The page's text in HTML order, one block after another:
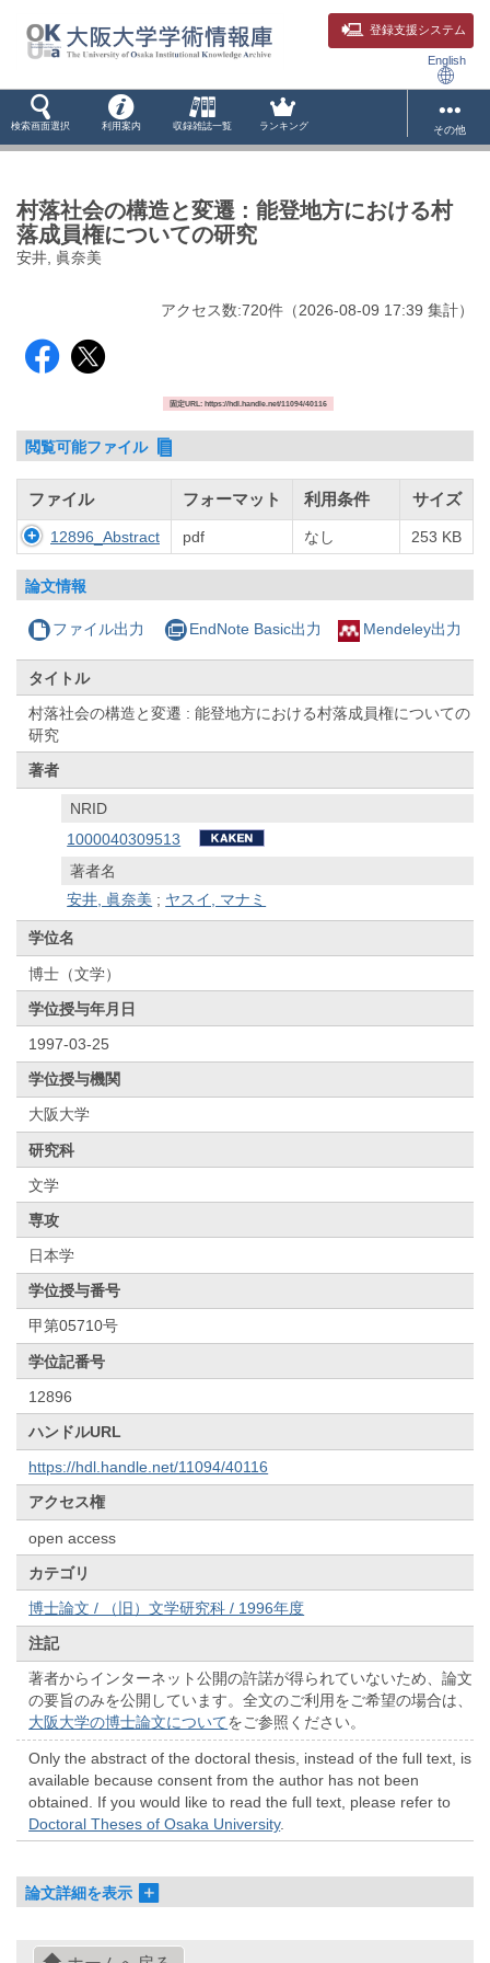
登録支援システム
English
検索画面選択 利用案内 収録雑誌一覧 ランキング その他
村落社会の構造と変遷 : 能登地方における村
落成員権についての研究
安井, 眞奈美
アクセス数:720件 （2026-08-09 17:39 集計）
固定URL: https://hdl.handle.net/11094/40116
閲覧可能ファイル
ファイル フォーマット 利用条件 サイズ
12896_Abstract pdf なし 253 KB
論文情報
ファイル出力 EndNote Basic出力 Mendeley出力
タイトル
村落社会の構造と変遷 : 能登地方における村落成員権についての
研究
著者
NRID
1000040309513
著者名
安井, 眞奈美 ; ヤスイ, マナミ
学位名
博士（文学）
学位授与年月日
1997-03-25
学位授与機関
大阪大学
研究科
文学
専攻
日本学
学位授与番号
甲第05710号
学位記番号
12896
ハンドルURL
https://hdl.handle.net/11094/40116
アクセス権
open access
カテゴリ
博士論文 / （旧）文学研究科 / 1996年度
注記
著者からインターネット公開の許諾が得られていないため、論文
の要旨のみを公開しています。全文のご利用をご希望の場合は、
大阪大学の博士論文についてをご参照ください。
Only the abstract of the doctoral thesis, instead of the full text, is
available because consent from the author has not been
obtained. If you would like to read the full text, please refer to
Doctoral Theses of Osaka University.
論文詳細を表示